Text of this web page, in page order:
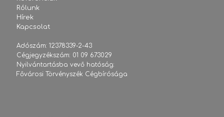
Rólunk
Hírek
Kapcsolat
Adószám: 12378339-2-43
Cégjegyzékszám: 01 09 673029
Nyilvántartásba vevő hatóság:
Fővárosi Törvényszék Cégbírósága